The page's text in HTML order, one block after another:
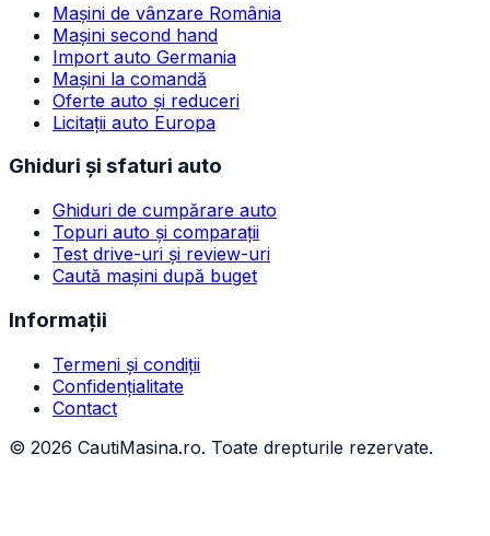
Mașini de vânzare România
Mașini second hand
Import auto Germania
Mașini la comandă
Oferte auto și reduceri
Licitații auto Europa
Ghiduri și sfaturi auto
Ghiduri de cumpărare auto
Topuri auto și comparații
Test drive-uri și review-uri
Caută mașini după buget
Informații
Termeni și condiții
Confidențialitate
Contact
© 2026 CautiMasina.ro. Toate drepturile rezervate.